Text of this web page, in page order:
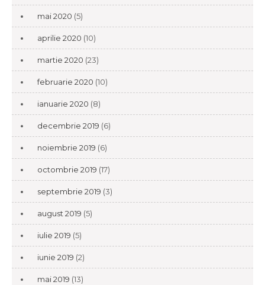
mai 2020 (5)
aprilie 2020 (10)
martie 2020 (23)
februarie 2020 (10)
ianuarie 2020 (8)
decembrie 2019 (6)
noiembrie 2019 (6)
octombrie 2019 (17)
septembrie 2019 (3)
august 2019 (5)
iulie 2019 (5)
iunie 2019 (2)
mai 2019 (13)